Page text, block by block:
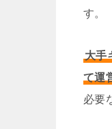
す。
大手
て運
必要